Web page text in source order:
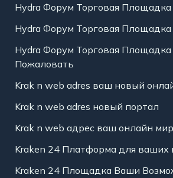
Hydra Форум Торговая
Hydra Форум Торговая
Hydra Форум Торговая
Пожаловать
Krak n web adres ваш новый
Krak n web adres новый портал
Krak n web адрес ваш онлайн мир
Kraken 24 Платформа для ваших
Kraken 24 Площадка Ваши